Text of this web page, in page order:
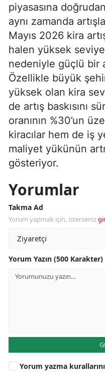
piyasasına
aynı zamanda
Mayıs 2026 kira
halen yüksek
nedeniyle güçlü bir
Özellikle büyük
yüksek olan kira
de artış baskısını
oranının %30’un
kiracılar hem de iş
maliyet yükünün
gösteriyor.
Yorumlar
Takma Ad
Yorum yapmak için, isterseniz
Yorum Yazın (500 Karakter)
Yorum yazma kurallarını